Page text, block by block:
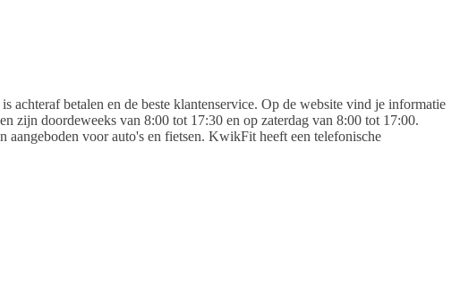
betalen en de beste klantenservice. Op de website vind je informatie
zijn doordeweeks van 8:00 tot 17:30 en op zaterdag van 8:00 tot 17:00.
aangeboden voor auto's en fietsen. KwikFit heeft een telefonische